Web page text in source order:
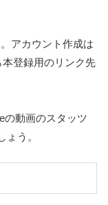
アカウント作成は
登録用のリンク先
の動画のスタッツ
う。